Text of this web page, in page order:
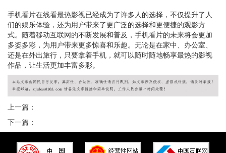
手机看片在线看最热影视已经成为了许多人的选择，不仅提升了人
们的娱乐体验，还为用户带来了更广泛的选择和更便捷的观影方
式。随着移动互联网的不断发展和普及，手机看片的未来将会更加
多姿多彩，为用户带来更多惊喜和乐趣。无论是在家中、办公室、
还是在外出旅行，只要拿着手机，就可以随时随地畅享最热的影视
作品，让生活更加丰富多彩。
上一篇：
下一篇：